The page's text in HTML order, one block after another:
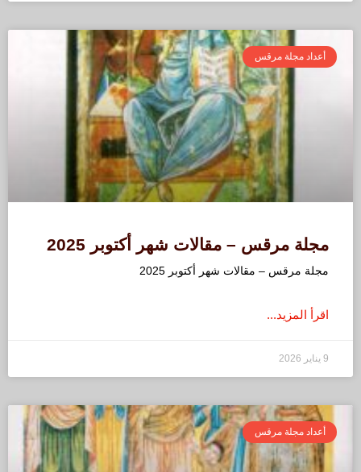
أعداد مجلة مرقس
مجلة مرقس – مقالات شهر أكتوبر 2025
مجلة مرقس – مقالات شهر أكتوبر 2025
اقرأ المزيد...
9 يناير 2026
أعداد مجلة مرقس